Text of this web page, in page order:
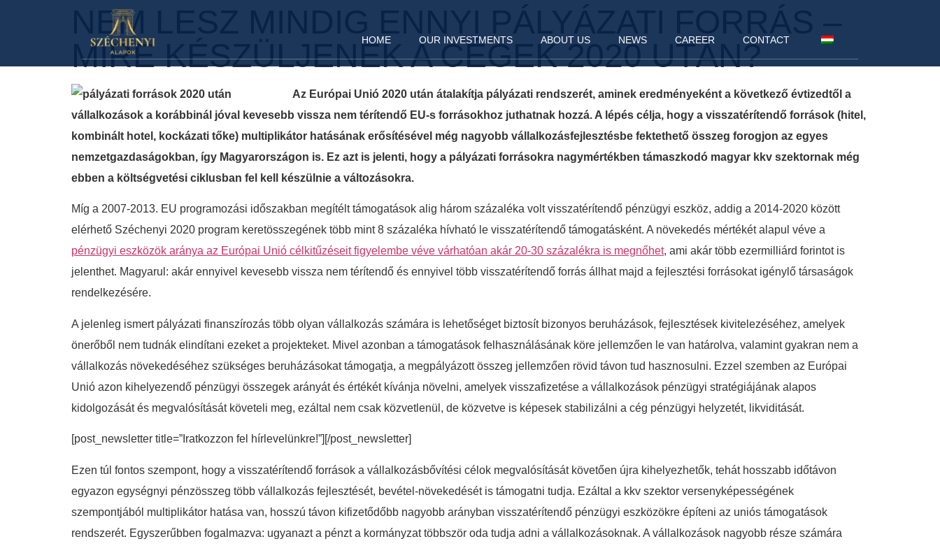
HOME OUR INVESTMENTS ABOUT US NEWS CAREER CONTACT
NEM LESZ MINDIG ENNYI PÁLYÁZATI FORRÁS –
MIRE KÉSZÜLJENEK A CÉGEK 2020 UTÁN?
Az Európai Unió 2020 után átalakítja pályázati rendszerét, aminek eredményeként a következő évtizedtől a
vállalkozások a korábbinál jóval kevesebb vissza nem térítendő EU-s forrásokhoz juthatnak hozzá. A lépés célja, hogy a visszatérítendő források (hitel,
kombinált hotel, kockázati tőke) multiplikátor hatásának erősítésével még nagyobb vállalkozásfejlesztésbe fektethető összeg forogjon az egyes
nemzetgazdaságokban, így Magyarországon is. Ez azt is jelenti, hogy a pályázati forrásokra nagymértékben támaszkodó magyar kkv szektornak még
ebben a költségvetési ciklusban fel kell készülnie a változásokra.
Míg a 2007-2013. EU programozási időszakban megítélt támogatások alig három százaléka volt visszatérítendő pénzügyi eszköz, addig a 2014-2020 között
elérhető Széchenyi 2020 program keretösszegének több mint 8 százaléka hívható le visszatérítendő támogatásként. A növekedés mértékét alapul véve a
pénzügyi eszközök aránya az Európai Unió célkitűzéseit figyelembe véve várhatóan akár 20-30 százalékra is megnőhet, ami akár több ezermilliárd forintot is
jelenthet. Magyarul: akár ennyivel kevesebb vissza nem térítendő és ennyivel több visszatérítendő forrás állhat majd a fejlesztési forrásokat igénylő társaságok
rendelkezésére.
A jelenleg ismert pályázati finanszírozás több olyan vállalkozás számára is lehetőséget biztosít bizonyos beruházások, fejlesztések kivitelezéséhez, amelyek
önerőből nem tudnák elindítani ezeket a projekteket. Mivel azonban a támogatások felhasználásának köre jellemzően le van határolva, valamint gyakran nem a
vállalkozás növekedéséhez szükséges beruházásokat támogatja, a megpályázott összeg jellemzően rövid távon tud hasznosulni. Ezzel szemben az Európai
Unió azon kihelyezendő pénzügyi összegek arányát és értékét kívánja növelni, amelyek visszafizetése a vállalkozások pénzügyi stratégiájának alapos
kidolgozását és megvalósítását követeli meg, ezáltal nem csak közvetlenül, de közvetve is képesek stabilizálni a cég pénzügyi helyzetét, likviditását.
[post_newsletter title=”Iratkozzon fel hírlevelünkre!”][/post_newsletter]
Ezen túl fontos szempont, hogy a visszatérítendő források a vállalkozásbővítési célok megvalósítását követően újra kihelyezhetők, tehát hosszabb időtávon
egyazon egységnyi pénzösszeg több vállalkozás fejlesztését, bevétel-növekedését is támogatni tudja. Ezáltal a kkv szektor versenyképességének
szempontjából multiplikátor hatása van, hosszú távon kifizetődőbb nagyobb arányban visszatérítendő pénzügyi eszközökre építeni az uniós támogatások
rendszerét. Egyszerűbben fogalmazva: ugyanazt a pénzt a kormányzat többször oda tudja adni a vállalkozásoknak. A vállalkozások nagyobb része számára